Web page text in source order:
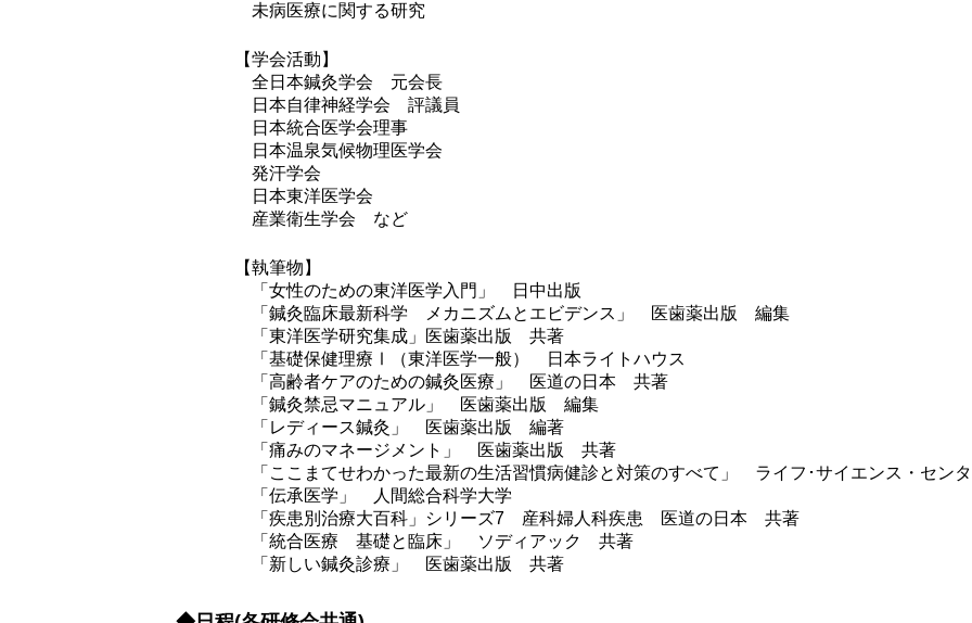
未病医療に関する研究
【学会活動】
全日本鍼灸学会 元会長
日本自律神経学会 評議員
日本統合医学会理事
日本温泉気候物理医学会
発汗学会
日本東洋医学会
産業衛生学会 など
【執筆物】
「女性のための東洋医学入門」 日中出版
「鍼灸臨床最新科学 メカニズムとエビデンス」 医歯薬出版 編集
「東洋医学研究集成」医歯薬出版 共著
「基礎保健理療Ⅰ（東洋医学一般） 日本ライトハウス
「高齢者ケアのための鍼灸医療」 医道の日本 共著
「鍼灸禁忌マニュアル」 医歯薬出版 編集
「レディース鍼灸」 医歯薬出版 編著
「痛みのマネージメント」 医歯薬出版 共著
「ここまてせわかった最新の生活習慣病健診と対策のすべて」 ライフ･サイエンス・セン
「伝承医学」 人間総合科学大学
「疾患別治療大百科」シリーズ7 産科婦人科疾患 医道の日本 共著
「統合医療 基礎と臨床」 ソディアック 共著
「新しい鍼灸診療」 医歯薬出版 共著